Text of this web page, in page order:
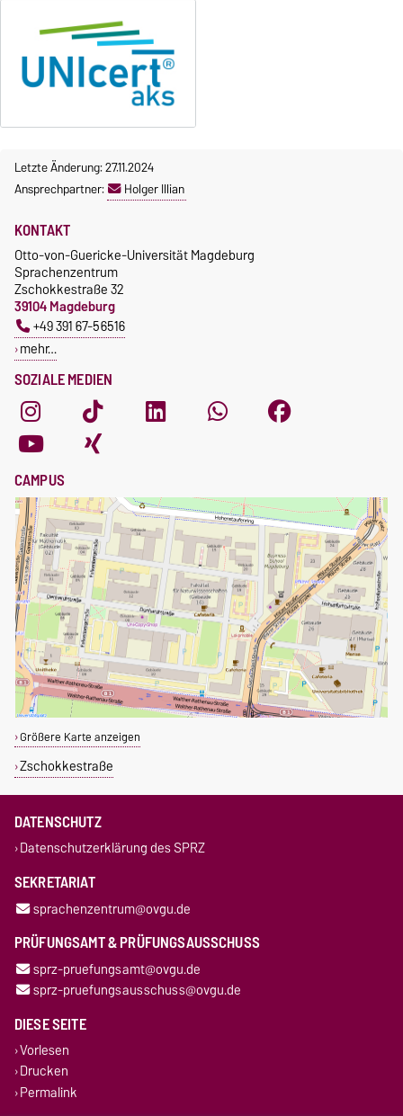
Letzte Änderung: 27.11.2024
Ansprechpartner:
Holger Illian
SOZIALE MEDIEN
KONTAKT
Otto-von-Guericke-Universität Magdeburg
Sprachenzentrum
Zschokkestraße 32
39104 Magdeburg
+49 391 67-56516
mehr…
CAMPUS
Größere Karte anzeigen
Zschokkestraße
DATENSCHUTZ
Datenschutzerklärung des SPRZ
SEKRETARIAT
sprachenzentrum@ovgu.de
PRÜFUNGSAMT & PRÜFUNGSAUSSCHUSS
sprz-pruefungsamt@ovgu.de
sprz-pruefungsausschuss@ovgu.de
DIESE SEITE
Vorlesen
Drucken
Permalink